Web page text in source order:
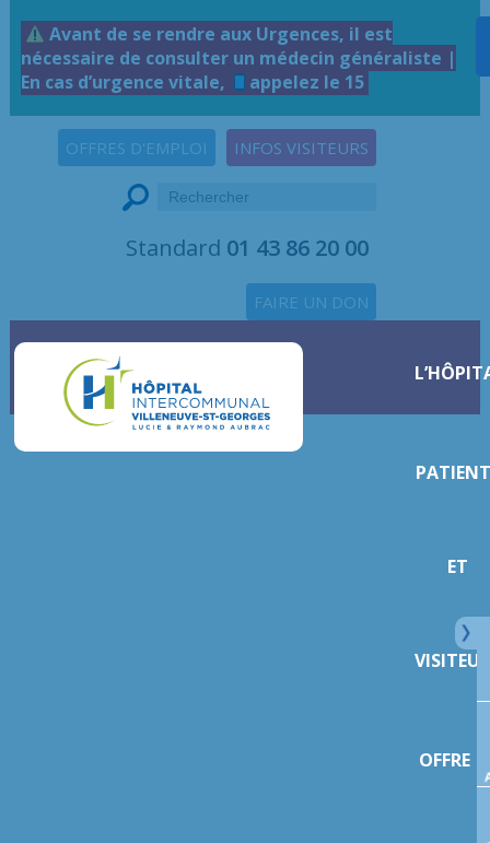
Avant de se rendre aux Urgences, il est
nécessaire de consulter un médecin généraliste |
En cas d’urgence vitale,
appelez le 15
INFOS VISITEURS
OFFRES D'EMPLOI
Standard 01 43 86 20 00
FAIRE UN DON
ET
OFFRE